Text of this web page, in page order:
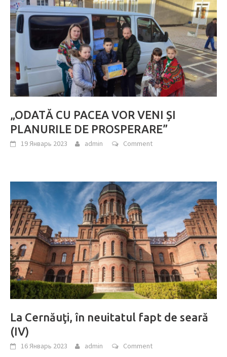
„ODATĂ CU PACEA VOR VENI ȘI
PLANURILE DE PROSPERARE”
19 Январь 2023 admin Comment
La Cernăuţi, în neuitatul fapt de seară
(IV)
16 Январь 2023 admin Comment